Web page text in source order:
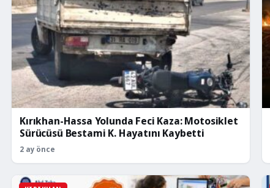
Kırıkhan-Hassa Yolunda Feci Kaza: Motosiklet
Sürücüsü Bestami K. Hayatını Kaybetti
2 ay önce